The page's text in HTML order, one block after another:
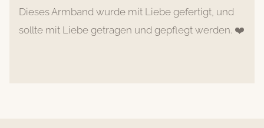
Dieses Armband wurde mit Liebe gefertigt, und
sollte mit Liebe getragen und gepflegt werden. ❤️